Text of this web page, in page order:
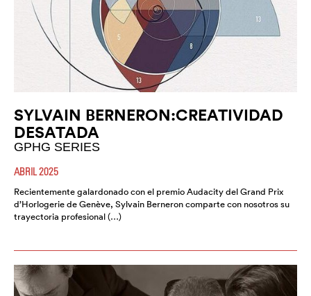
SYLVAIN BERNERON:CREATIVIDAD
DESATADA
GPHG SERIES
ABRIL 2025
Recientemente galardonado con el premio Audacity del Grand Prix
d’Horlogerie de Genève, Sylvain Berneron comparte con nosotros su
trayectoria profesional (…)